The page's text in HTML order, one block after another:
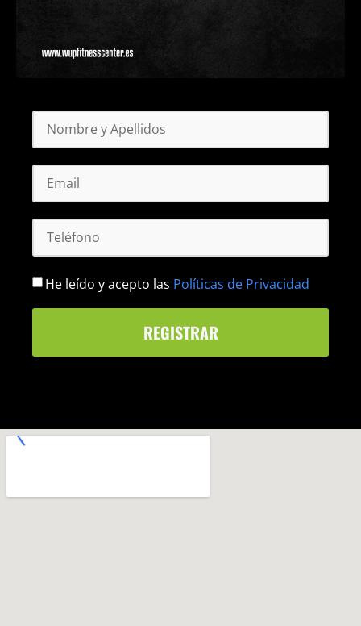
He leído y acepto las Políticas de Privacidad
REGISTRAR